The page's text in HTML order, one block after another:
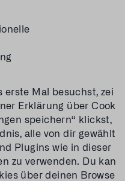
erste Mal besuchst, zei
Erklärung über Cook
speichern“ klickst,
alle von dir gewählt
Plugins wie in dieser
zu verwenden. Du kan
über deinen Browse